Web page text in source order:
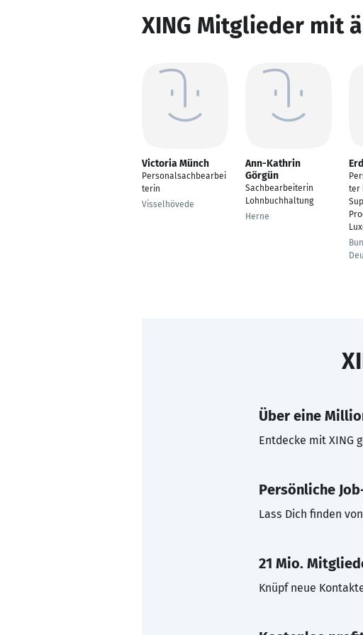
XING Mitglieder mit
Victoria Münch
Personalsachbearbei
terin
Visselhövede
Ann-Kathrin
Görgün
Sachbearbeiterin
Lohnbuchhaltung
Herne
ter
Über eine
Entdecke mit XING
Persönliche
Lass Dich finden
21 Mio.
Knüpf neue